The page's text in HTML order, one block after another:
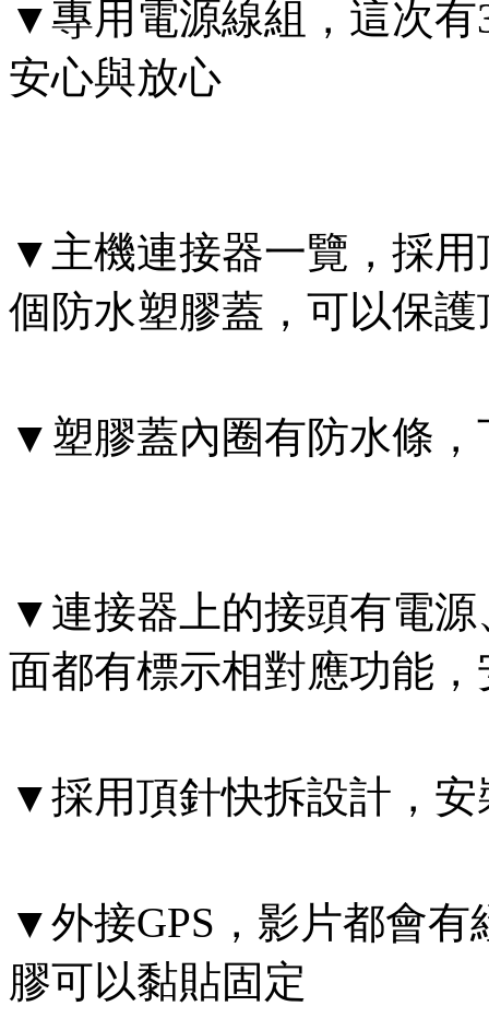
▼專用電源線組，這次
安心與放心
▼主機連接器一覽，採
個防水塑膠蓋，可以保護
▼塑膠蓋內圈有防水條
▼連接器上的接頭有電源
面都有標示相對應功能
▼採用頂針快拆設計，
▼外接GPS，影片都會
膠可以黏貼固定